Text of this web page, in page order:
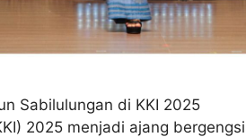
Sabilulungan di KKI 2025
2025 menjadi ajang